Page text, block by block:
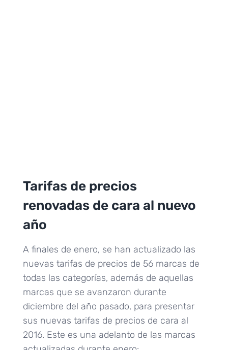
Tarifas de precios
renovadas de cara al nuevo
año
A finales de enero, se han actualizado las
nuevas tarifas de precios de 56 marcas de
todas las categorías, además de aquellas
marcas que se avanzaron durante
diciembre del año pasado, para presentar
sus nuevas tarifas de precios de cara al
2016. Este es una adelanto de las marcas